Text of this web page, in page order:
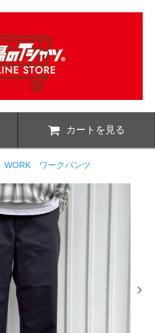
カートを見る
WORK ワークパンツ